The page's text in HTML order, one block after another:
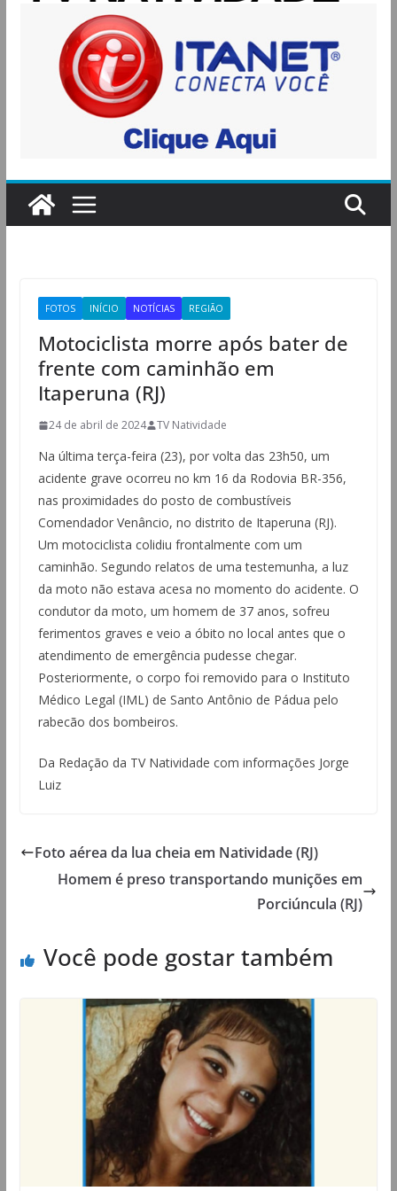
FOTOS INÍCIO NOTÍCIAS REGIÃO
Motociclista morre após bater de
frente com caminhão em
Itaperuna (RJ)
24 de abril de 2024 TV Natividade
Na última terça-feira (23), por volta das 23h50, um
acidente grave ocorreu no km 16 da Rodovia BR-356,
nas proximidades do posto de combustíveis
Comendador Venâncio, no distrito de Itaperuna (RJ).
Um motociclista colidiu frontalmente com um
caminhão. Segundo relatos de uma testemunha, a luz
da moto não estava acesa no momento do acidente. O
condutor da moto, um homem de 37 anos, sofreu
ferimentos graves e veio a óbito no local antes que o
atendimento de emergência pudesse chegar.
Posteriormente, o corpo foi removido para o Instituto
Médico Legal (IML) de Santo Antônio de Pádua pelo
rabecão dos bombeiros.
Da Redação da TV Natividade com informações Jorge
Luiz
Foto aérea da lua cheia em Natividade (RJ)
Homem é preso transportando munições em
Porciúncula (RJ)
Você pode gostar também